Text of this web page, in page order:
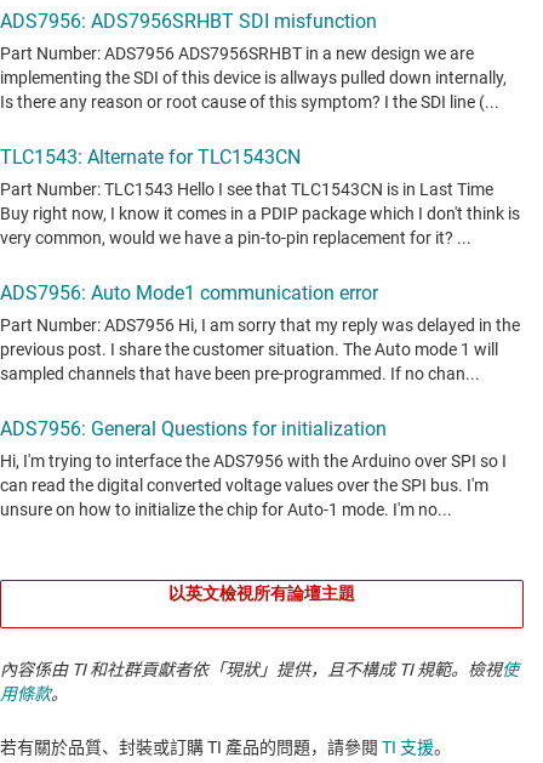
以英文檢視所有論壇主題
內容係由 TI 和社群貢獻者依「現狀」提供，且不構成 TI 規範。檢視使
用條款。
若有關於品質、封裝或訂購 TI 產品的問題，請參閱 TI 支援。​​​​​​​​​​​​​​